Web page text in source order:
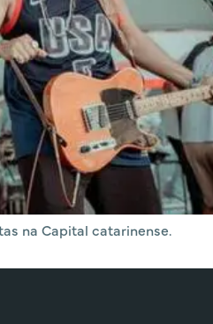
na Capital catarinense.